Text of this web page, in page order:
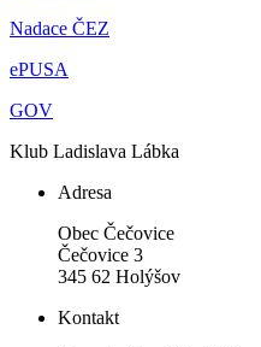
Nadace ČEZ
ePUSA
GOV
Klub Ladislava Lábka
Adresa
Obec Čečovice
Čečovice 3
345 62 Holýšov
Kontakt